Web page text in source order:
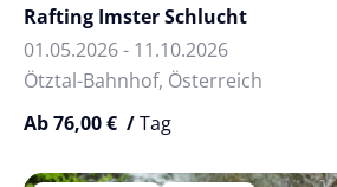
Rafting Imster Schlucht
01.05.2026 - 11.10.2026
Ötztal-Bahnhof, Österreich
Ab 76,00 € /Tag